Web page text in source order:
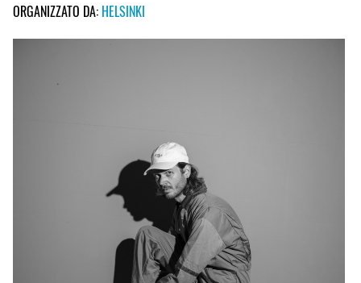
ORGANIZZATO DA: HELSINKI